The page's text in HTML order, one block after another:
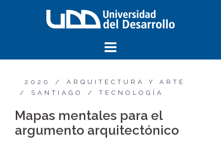
2020
ARQUITECTURA Y ARTE
SANTIAGO
TECNOLOGÍA
Mapas mentales para el
argumento arquitectónico